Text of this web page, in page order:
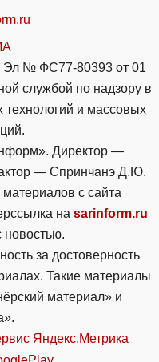
Эл № ФС77-80393 от 01
службой по надзору в
и массовых
Директор —
— Спринчанэ Д.Ю.
с сайта
на sarinform.ru
новостью.
за достоверность
Такие материалы
материал» и
Яндекс.Метрика